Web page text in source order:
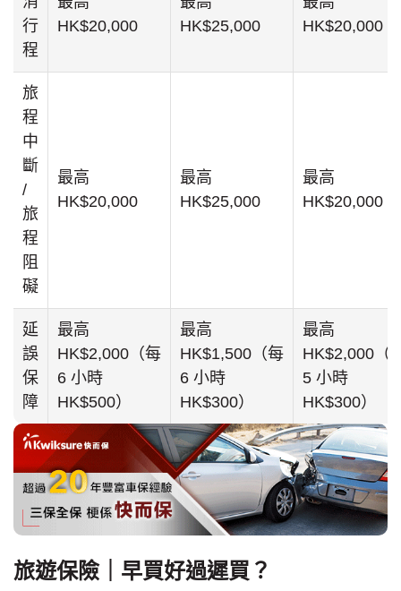
行
程
HK$20,000
HK$25,000
HK$20,000
旅
程
中
斷
/
旅
程
阻
礙
最高
HK$20,000
最高
HK$25,000
最高
HK$20,000
延
誤
保
障
最高
HK$2,000（每
6 小時
HK$500）
最高
HK$1,500（每
6 小時
HK$300）
最高
HK$2,000（
5 小時
HK$300）
旅遊保險｜早買好過遲買？